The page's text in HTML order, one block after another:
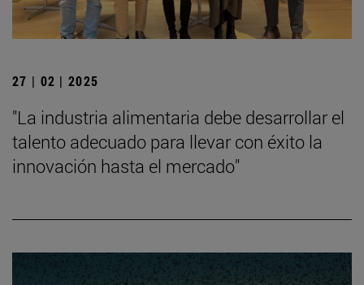
27 | 02 | 2025
"La industria alimentaria debe desarrollar el
talento adecuado para llevar con éxito la
innovación hasta el mercado"